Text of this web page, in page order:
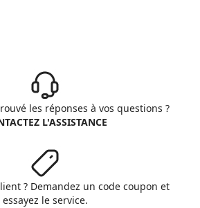
les réponses à vos questions ?
L'ASSISTANCE
? Demandez un code coupon et
essayez le service.